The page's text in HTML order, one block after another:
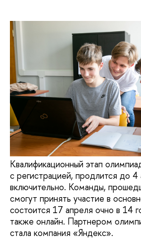
Квалификационный этап
с регистрацией, продлится до 4
включительно. Команды,
смогут принять участие в
состоится 17 апреля очно в 14
также онлайн. Партнером
стала компания «Яндекс».